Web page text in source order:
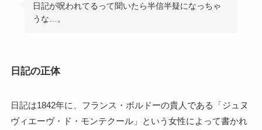
日記が呪われてるって聞いたら半信半疑になっちゃ
うな…。
日記の正体
日記は1842年に、フランス・ボルドーの貴人である「ジュヌ
ヴィエーヴ・ド・モンテクール」という女性によって書かれ